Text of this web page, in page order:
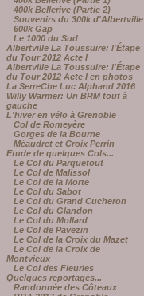
400k Bellerive (Partie 2)
Souvenirs du 300k d'Albertville
600k Gap
Le 1000 du Sud
Albertville La Toussuire: l'Étape
du Tour 2012 Acte I
Albertville La Toussuire: l'Étape
du Tour 2012 Acte I en photos
La SerreChe Luc Alphand 2016
Willy Warmer: Un BRM tout à
gauche
L'hiver en vélo à Grenoble
Col de Romeyère
Gorges de la Bourne
Méaudret et Croix Perrin
Etude de quelques Cols...
Le Col du Parquetout
Le Col de Malissol
Le Col de la Morte
Le Col du Sabot
Le Col du Grand Cucheron
Le Col du Glandon
Le Col du Mollard
Le Col de Pavezin
Le Col de la Croix du Mazet
Le Col de la Croix de
Montvieux
Le Col des Fleuries
Quelques reportages...
Randonnée des Côteaux